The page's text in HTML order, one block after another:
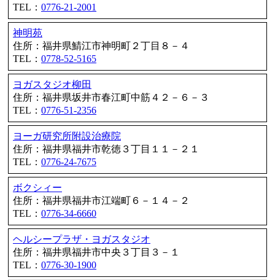
TEL： 0776-21-2001
神明苑
住所：福井県鯖江市神明町２丁目８－４
TEL： 0778-52-5165
ヨガスタジオ柳田
住所：福井県坂井市春江町中筋４２－６－３
TEL： 0776-51-2356
ヨーガ研究所附設治療院
住所：福井県福井市乾徳３丁目１１－２１
TEL： 0776-24-7675
ボクシィー
住所：福井県福井市江端町６－１４－２
TEL： 0776-34-6660
ヘルシープラザ・ヨガスタジオ
住所：福井県福井市中央３丁目３－１
TEL： 0776-30-1900